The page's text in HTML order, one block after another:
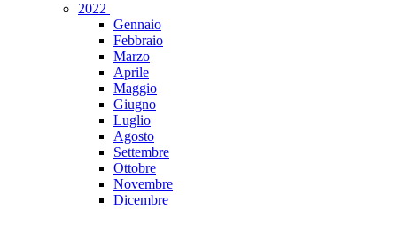
2022
Gennaio
Febbraio
Marzo
Aprile
Maggio
Giugno
Luglio
Agosto
Settembre
Ottobre
Novembre
Dicembre